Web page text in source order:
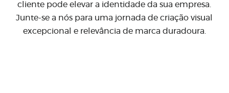
cliente pode elevar a identidade da sua empresa.
Junte-se a nós para uma jornada de criação visual
excepcional e relevância de marca duradoura.